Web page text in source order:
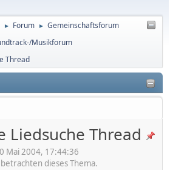
► Forum ► Gemeinschaftsforum
Musikforum
Thread
Liedsuche Thread
Mai 2004, 17:44:36
dieses Thema.